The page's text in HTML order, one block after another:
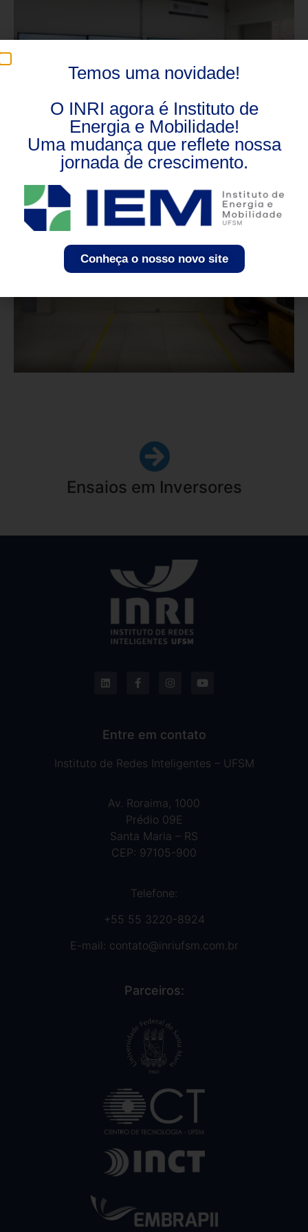
Ensaios em Inversores
Entre em contato
Instituto de Redes Inteligentes – UFSM
Av. Roraima, 1000
Prédio 09E
Santa Maria – RS
CEP: 97105-900
Telefone:
+55 55 3220-8924
E-mail: contato@inriufsm.com.br
Parceiros:
Temos uma novidade!
O INRI agora é Instituto de
Energia e Mobilidade!
Uma mudança que reflete nossa
jornada de crescimento.
Conheça o nosso novo site